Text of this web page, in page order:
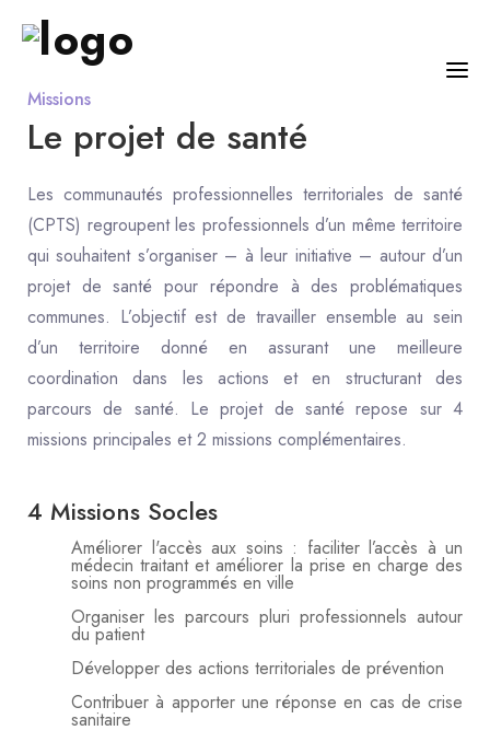
CPTS LOZÈR’EST
NOS ACTIONS
NOTRE ÉQUIPE
RESSOURCES
ACTUALITÉS
CONTACT
Qui sommes-nous ?
Découvrez la CPTS Terre
des Sources - Lozèr'Est
Missions
Le projet de santé
Les communautés professionnelles territoriales de santé
(CPTS) regroupent les professionnels d’un même territoire
qui souhaitent s’organiser – à leur initiative – autour d’un
projet de santé pour répondre à des problématiques
communes. L’objectif est de travailler ensemble au sein
d’un territoire donné en assurant une meilleure
coordination dans les actions et en structurant des
parcours de santé. Le projet de santé repose sur 4
missions principales et 2 missions complémentaires.
4 Missions Socles
Améliorer l'accès aux soins : faciliter l’accès à un
médecin traitant et améliorer la prise en charge des
soins non programmés en ville
Organiser les parcours pluri professionnels autour
du patient
Développer des actions territoriales de prévention
Contribuer à apporter une réponse en cas de crise
sanitaire